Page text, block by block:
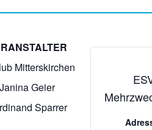
Mitterskirchen
Janina Geier
Sparrer